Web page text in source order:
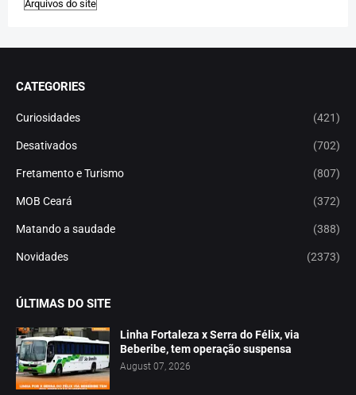
CATEGORIES
Curiosidades (421)
Desativados (702)
Fretamento e Turismo (807)
MOB Ceará (372)
Matando a saudade (388)
Novidades (2373)
ÚLTIMAS DO SITE
Linha Fortaleza x Serra do Félix, via
Beberibe, tem operação suspensa
August 07, 2026